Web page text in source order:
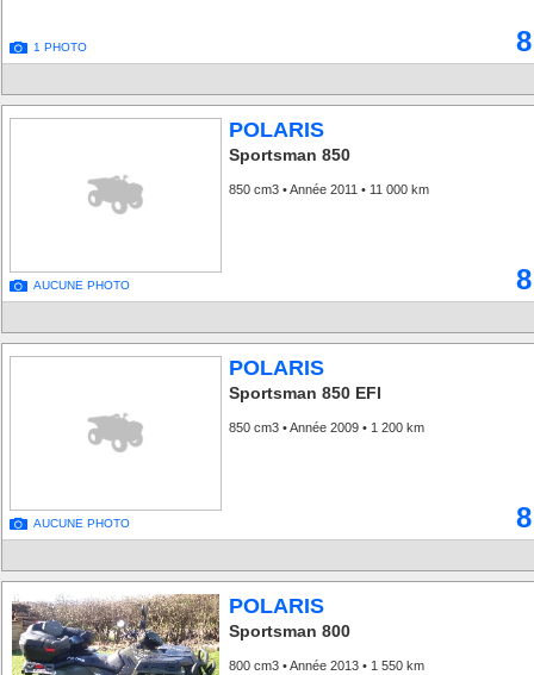
1 PHOTO
AUCUNE PHOTO
POLARIS
Sportsman 850
850 cm3 • Année 2011 • 11 000 km
AUCUNE PHOTO
POLARIS
Sportsman 850 EFI
850 cm3 • Année 2009 • 1 200 km
POLARIS
Sportsman 800
800 cm3 • Année 2013 • 1 550 km